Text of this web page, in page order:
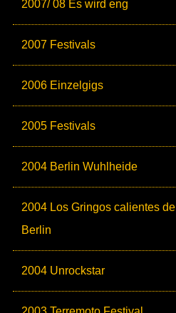
2007/ 08 Es wird eng
2007 Festivals
2006 Einzelgigs
2005 Festivals
2004 Berlin Wuhlheide
2004 Los Gringos calientes de
Berlin
2004 Unrockstar